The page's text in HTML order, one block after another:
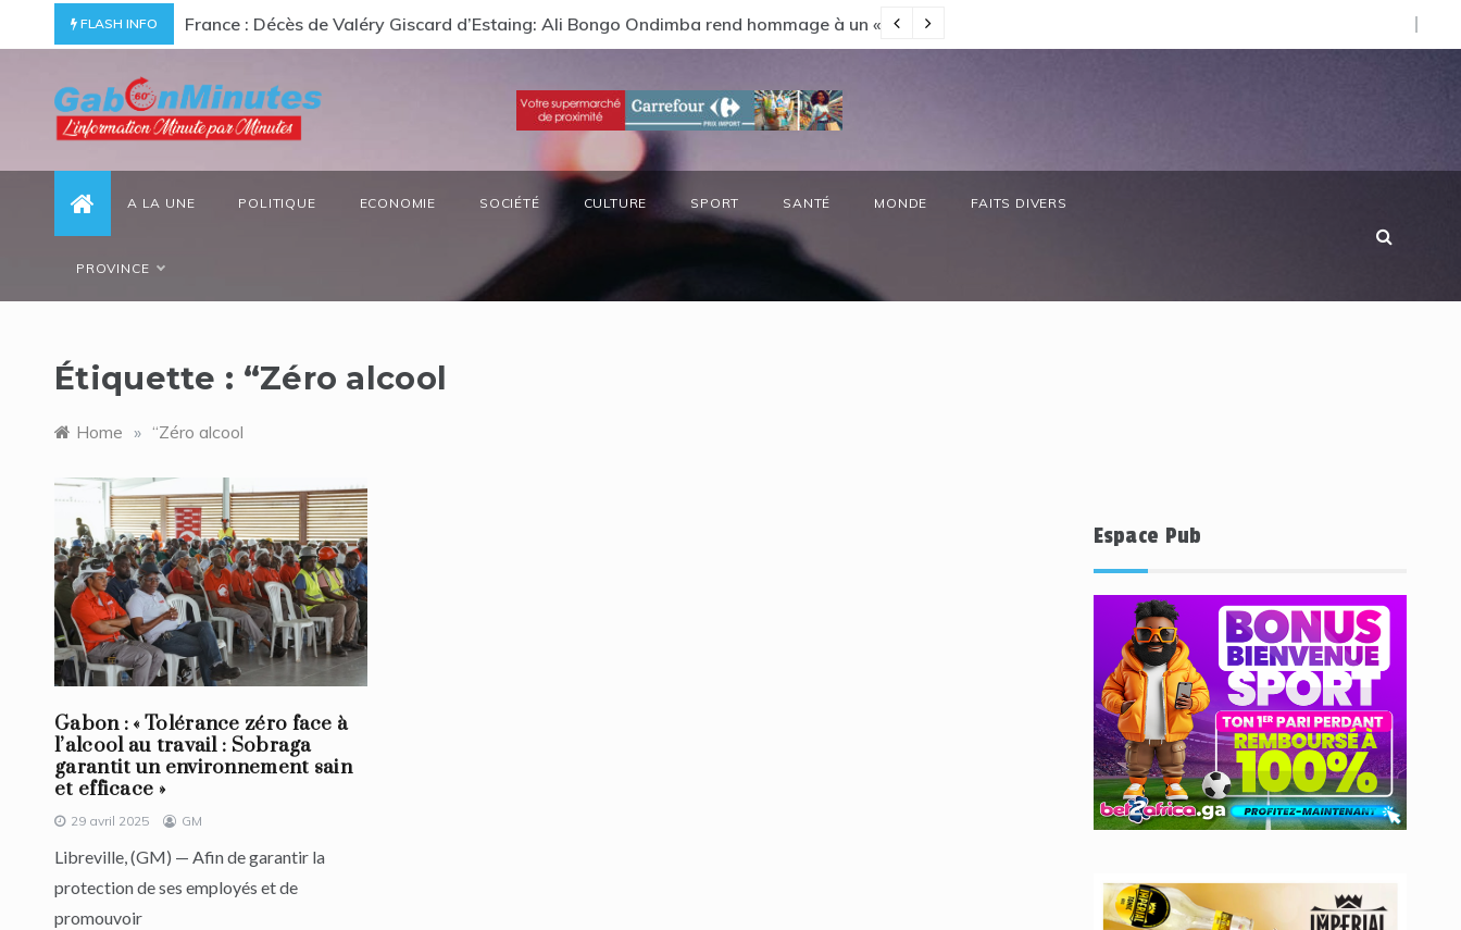
FLASH INFO
85 % au général France : Décès de Valéry Giscard d’Estaing: Ali Bongo Ondimba rend hommage à un « passionné d’Afrique »
gabonminutes.com
A LA UNE POLITIQUE ECONOMIE SOCIÉTÉ CULTURE SPORT SANTÉ MONDE FAITS DIVERS
PROVINCE
Étiquette : “Zéro alcool
Home » “Zéro alcool
Gabon : « Tolérance zéro face à
l’alcool au travail : Sobraga
garantit un environnement sain
et efficace »
29 avril 2025 GM
Libreville, (GM) — Afin de garantir la
protection de ses employés et de
promouvoir
Espace Pub